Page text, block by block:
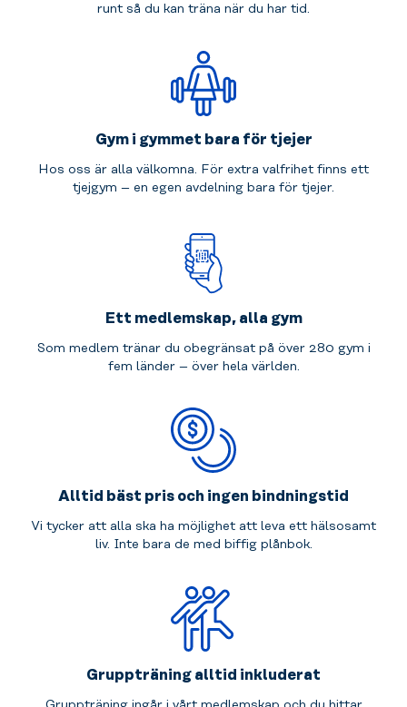
runt så du kan träna när du har tid.
Gym i gymmet bara för tjejer
Hos oss är alla välkomna. För extra valfrihet finns ett
tjejgym – en egen avdelning bara för tjejer.
Ett medlemskap, alla gym
Som medlem tränar du obegränsat på över 280 gym i
fem länder – över hela världen.
Alltid bäst pris och ingen bindningstid
Vi tycker att alla ska ha möjlighet att leva ett hälsosamt
liv. Inte bara de med biffig plånbok.
Gruppträning alltid inkluderat